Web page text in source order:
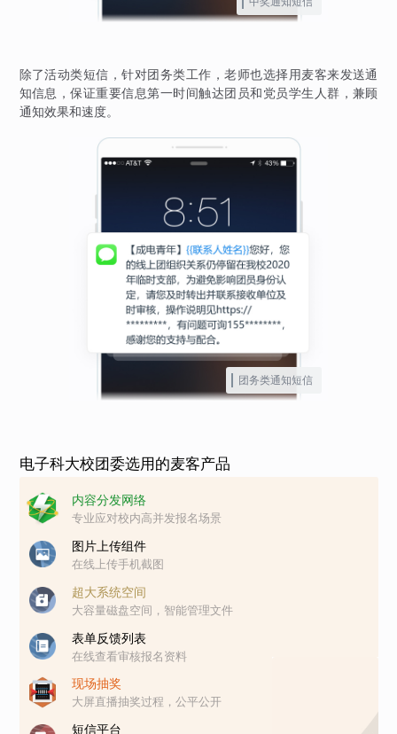
除了活动类短信，针对团务类工作，老师也选择用麦客来发送通
知信息，保证重要信息第一时间触达团员和党员学生人群，兼顾
通知效果和速度。
团务类通知短信
电子科大校团委选用的麦客产品
内容分发网络
专业应对校内高并发报名场景
图片上传组件
在线上传手机截图
超大系统空间
大容量磁盘空间，智能管理文件
表单反馈列表
在线查看审核报名资料
现场抽奖
大屏直播抽奖过程，公平公开
短信平台